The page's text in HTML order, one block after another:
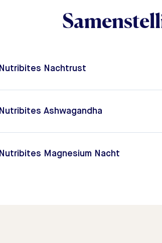
Nutribites Nachtrust
Nutribites Ashwagandha
Nutribites Magnesium Nacht